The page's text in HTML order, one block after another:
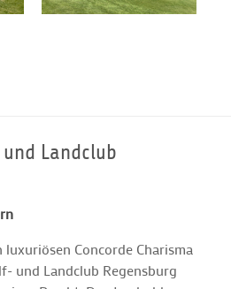
Landclub
Concorde Charisma
und Landclub Regensburg